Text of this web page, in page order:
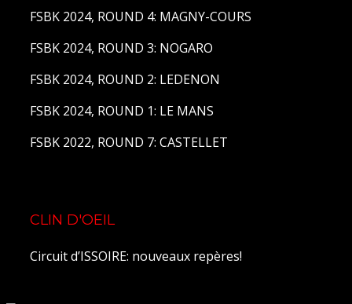
FSBK 2024, ROUND 4: MAGNY-COURS
FSBK 2024, ROUND 3: NOGARO
FSBK 2024, ROUND 2: LEDENON
FSBK 2024, ROUND 1: LE MANS
FSBK 2022, ROUND 7: CASTELLET
CLIN D'OEIL
Circuit d’ISSOIRE: nouveaux repères!